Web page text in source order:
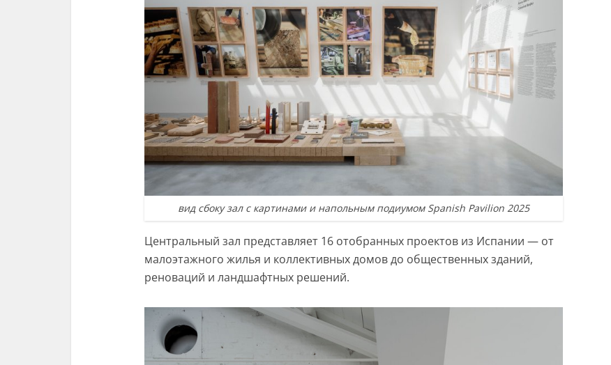
вид сбоку зал с картинами и напольным подиумом Spanish Pavilion 2025
Центральный зал представляет 16 отобранных проектов из Испании — от
малоэтажного жилья и коллективных домов до общественных зданий,
реноваций и ландшафтных решений.